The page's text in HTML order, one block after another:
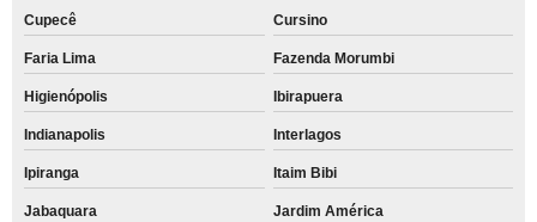
rótulo de garrafa personalizado Aeroporto
atacado de rótulo para refrigerante personalizado Vila Alexandria
rótulo personalizado valores Jardim Santa Helena
rótulo personalizado a prova d'água Avenida Nossa Senhora do Sabará
atacado de rótulo espumante personalizado Vila Morumbi
rótulo vinho personalizado valores Cidade Jardim
Cupecê Cursino
Faria Lima Fazenda Morumbi
Higienópolis Ibirapuera
Indianapolis Interlagos
Ipiranga Itaim Bibi
Jabaquara Jardim América